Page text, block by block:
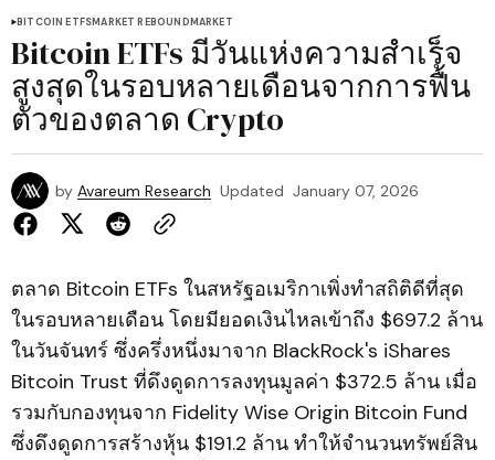
BITCOIN ETFSMARKET REBOUNDMARKET
Bitcoin ETFs มีวันแห่งความสำเร็จ
สูงสุดในรอบหลายเดือนจากการฟื้น
ตัวของตลาด Crypto
by Avareum Research Updated January 07, 2026
ตลาด Bitcoin ETFs ในสหรัฐอเมริกาเพิ่งทำสถิติดีที่สุด
ในรอบหลายเดือน โดยมียอดเงินไหลเข้าถึง $697.2 ล้าน
ในวันจันทร์ ซึ่งครึ่งหนึ่งมาจาก BlackRock's iShares
Bitcoin Trust ที่ดึงดูดการลงทุนมูลค่า $372.5 ล้าน เมื่อ
รวมกับกองทุนจาก Fidelity Wise Origin Bitcoin Fund
ซึ่งดึงดูดการสร้างหุ้น $191.2 ล้าน ทำให้จำนวนทรัพย์สิน